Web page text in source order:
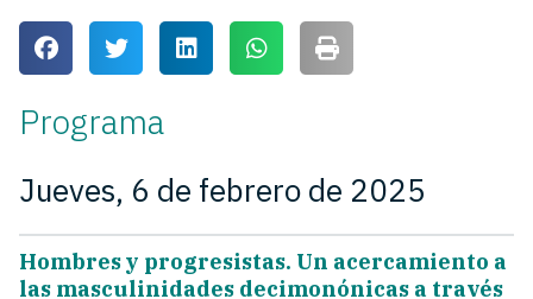
Programa
Jueves, 6 de febrero de 2025
Hombres y progresistas. Un acercamiento a
las masculinidades decimonónicas a través